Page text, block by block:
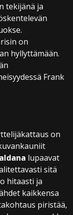
tekijänä ja
on
hyllyttämään.
Frank
on
lupaavat
sitä
hitaasti ja
kaikkensa
piristää,